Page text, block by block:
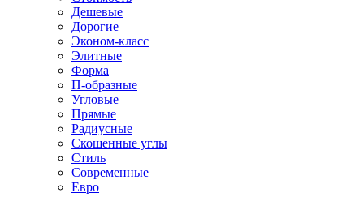
Дешевые
Дорогие
Эконом-класс
Элитные
Форма
П-образные
Угловые
Прямые
Радиусные
Скошенные углы
Стиль
Современные
Евро